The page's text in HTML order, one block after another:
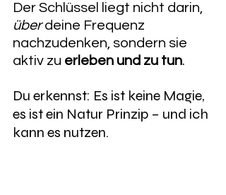
Der Schlüssel liegt nicht darin,
über deine Frequenz
nachzudenken, sondern sie
aktiv zu erleben und zu tun.
Du erkennst: Es ist keine Magie,
es ist ein Natur Prinzip – und ich
kann es nutzen.